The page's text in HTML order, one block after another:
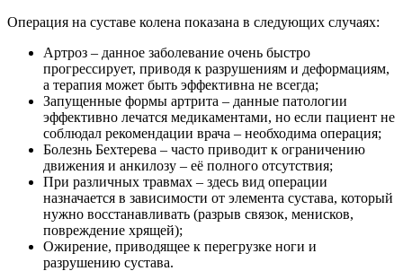
Операция на суставе колена показана в следующих случаях:
Артроз – данное заболевание очень быстро
прогрессирует, приводя к разрушениям и деформациям,
а терапия может быть эффективна не всегда;
Запущенные формы артрита – данные патологии
эффективно лечатся медикаментами, но если пациент не
соблюдал рекомендации врача – необходима операция;
Болезнь Бехтерева – часто приводит к ограничению
движения и анкилозу – её полного отсутствия;
При различных травмах – здесь вид операции
назначается в зависимости от элемента сустава, который
нужно восстанавливать (разрыв связок, менисков,
повреждение хрящей);
Ожирение, приводящее к перегрузке ноги и
разрушению сустава.